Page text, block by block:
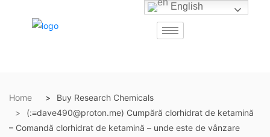
Home
Buy Research Chemicals
(:≡dave490@proton.me) Cumpără clorhidrat de ketamină
– Comandă clorhidrat de ketamină – unde este de vânzare
English